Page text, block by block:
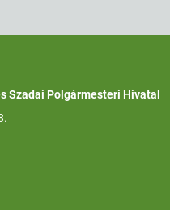
Szadai Polgármesteri Hivatal